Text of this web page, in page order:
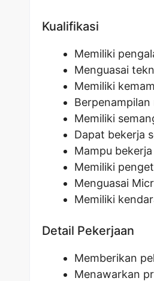
Kualifikasi
Memiliki
Menguasai
Memiliki
Memiliki
Dapat bekerja
Mampu
Memiliki
Menguasai
Memiliki
Detail Pekerjaan
Memberikan
Menawarkan